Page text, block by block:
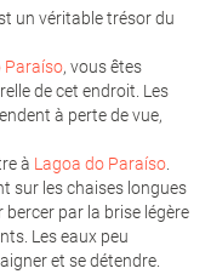
un véritable trésor du
Paraíso, vous êtes
de cet endroit. Les
à perte de vue,
à Lagoa do Paraíso
sur les chaises longues
par la brise légère
Les eaux peu
et se détendre.